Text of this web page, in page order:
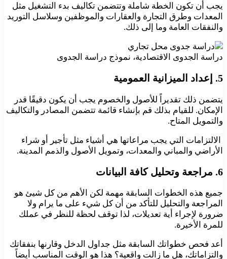
يجب أن تكون الخطة شاملة وتتضمن تكاليف بدء التشغيل مثل
المعدات وطرق التجارة والعقارات والموظفين وسلاسل التوريد
والنفقات العامة وما إلى ذلك.
دراسة الجدوى الاقتصادية، نموذج دراسة الجدوى
5. إعداد الميزانية العمومية
يتضمن ذلك تقديراً للأصول والخصوم يجب أن يكون دقيقًا قدر
الإمكان. للقيام بذلك قم بإنشاء قائمة تتضمن المصادر والتكاليف
والتمويل المتاح.
الالتزامات التي يجب مراعاتها هي أشياء مثل تأجير أو شراء
الأراضي والمباني والمعدات، وتمويل الأصول والذمم المدينة.
6. مراجعة وتحليل كافة البيانات
جميع هذه الخطوات السابقة مهمة لكن الأهم من كل شيئ هو
المراجعة والتحليل للتأكد من أن كل شيء على ما يرام ولا
ضرورة لإجراء أية تعديلات، لذا توقف لحظة للنظر في عملك
للمرة الأخيرة.
أعد فحص خطواتك السابقة مثل جداول الدخل وقارنها بنفقاتك
والتزاماتك، هل ما زالت واقعية؟ هذا هو الوقت المناسب أيضاً